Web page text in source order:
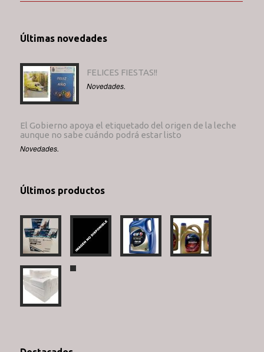
Últimas novedades
FELICES FIESTAS!!
Novedades.
El Gobierno apoya el etiquetado del origen de la leche
aunque no sabe cuándo podrá estar listo
Novedades.
Últimos productos